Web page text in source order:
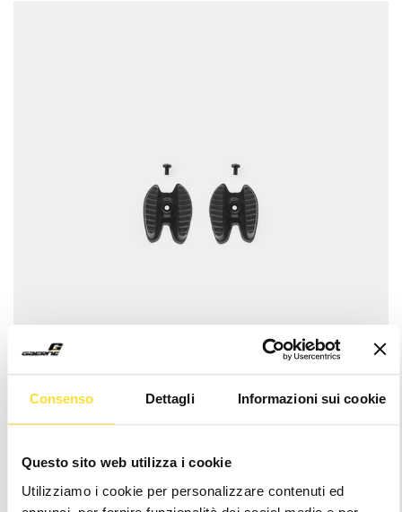
Consenso Dettagli Informazioni sui cookie
Questo sito web utilizza i cookie
Utilizziamo i cookie per personalizzare contenuti ed